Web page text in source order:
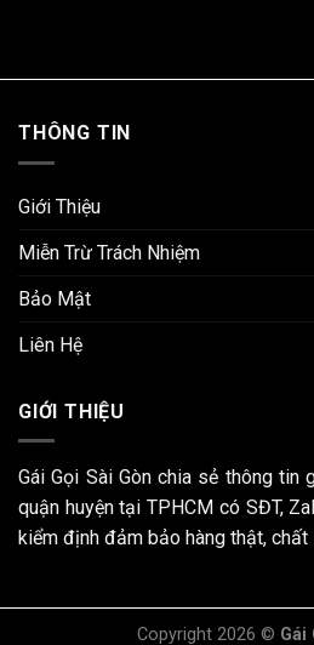
THÔNG TIN
Giới Thiệu
Miễn Trừ Trách Nhiệm
Bảo Mật
Liên Hệ
GIỚI THIỆU
Gái Gọi Sài Gòn chia sẻ thông tin
quận huyện tại TPHCM có SĐT,
kiểm định đảm bảo hàng thật, chất
Copyright 2026 © Gái